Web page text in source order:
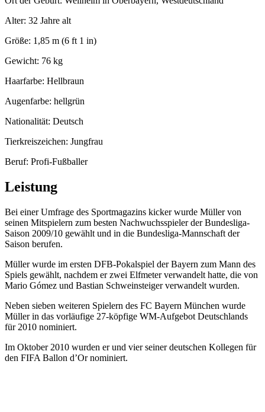
Alter: 32 Jahre alt
Größe: 1,85 m (6 ft 1 in)
Gewicht: 76 kg
Haarfarbe: Hellbraun
Augenfarbe: hellgrün
Nationalität: Deutsch
Tierkreiszeichen: Jungfrau
Beruf: Profi-Fußballer
Leistung
Bei einer Umfrage des Sportmagazins kicker wurde Müller von
seinen Mitspielern zum besten Nachwuchsspieler der Bundesliga-
Saison 2009/10 gewählt und in die Bundesliga-Mannschaft der
Saison berufen.
Müller wurde im ersten DFB-Pokalspiel der Bayern zum Mann des
Spiels gewählt, nachdem er zwei Elfmeter verwandelt hatte, die von
Mario Gómez und Bastian Schweinsteiger verwandelt wurden.
Neben sieben weiteren Spielern des FC Bayern München wurde
Müller in das vorläufige 27-köpfige WM-Aufgebot Deutschlands
für 2010 nominiert.
Im Oktober 2010 wurden er und vier seiner deutschen Kollegen für
den FIFA Ballon d’Or nominiert.